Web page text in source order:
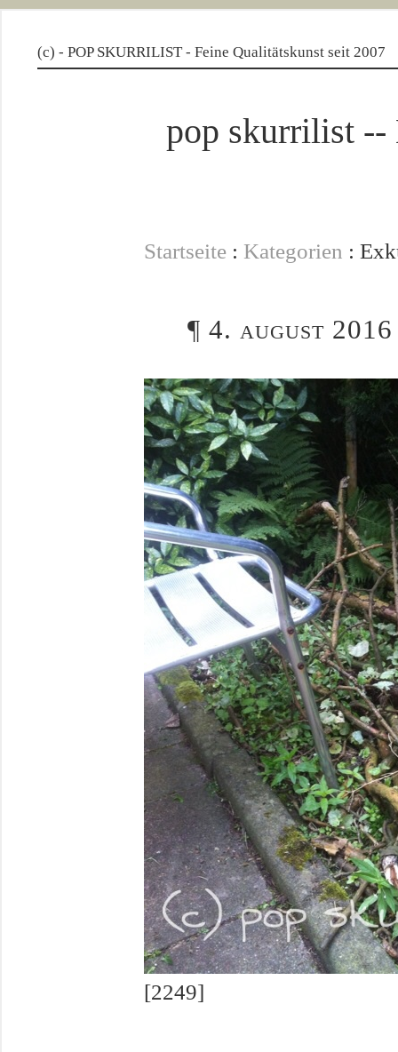
(c) - POP SKURRILIST - Feine Qualitätskunst seit 2007
pop skurrilist
Startseite : Kategorien :
¶ 4. august
[2249]